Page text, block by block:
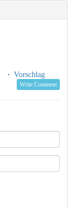
· Vorschlag
Write Comment